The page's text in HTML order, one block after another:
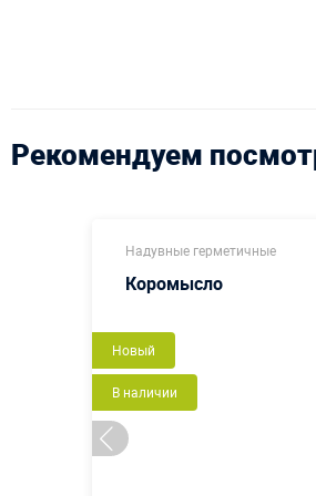
Рекомендуем
Надувные герметичные
Коромысло
Новый
В наличии